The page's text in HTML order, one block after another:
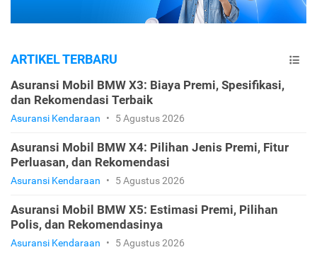
ARTIKEL TERBARU
Asuransi Mobil BMW X3: Biaya Premi, Spesifikasi,
dan Rekomendasi Terbaik
Asuransi Kendaraan • 5 Agustus 2026
Asuransi Mobil BMW X4: Pilihan Jenis Premi, Fitur
Perluasan, dan Rekomendasi
Asuransi Kendaraan • 5 Agustus 2026
Asuransi Mobil BMW X5: Estimasi Premi, Pilihan
Polis, dan Rekomendasinya
Asuransi Kendaraan • 5 Agustus 2026